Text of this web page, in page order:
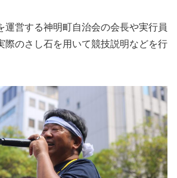
運営する神明町自治会の会長や実行員
際のさし石を用いて競技説明などを行